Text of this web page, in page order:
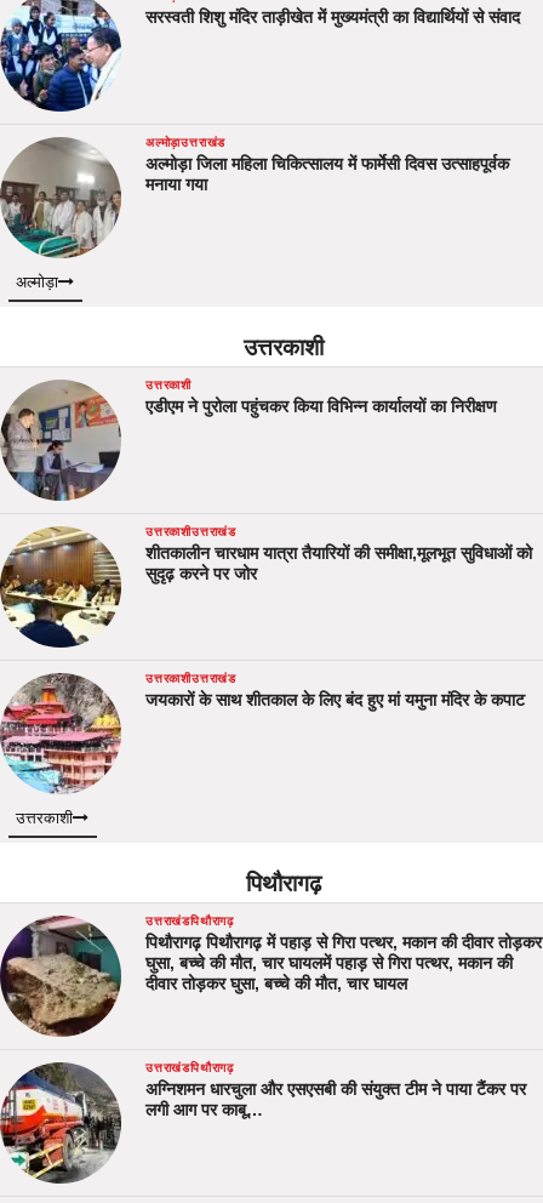
सरस्वती शिशु मंदिर ताड़ीखेत में मुख्यमंत्री का विद्यार्थियों से संवाद
अल्मोड़ाउत्तराखंड
अल्मोड़ा जिला महिला चिकित्सालय में फार्मेसी दिवस उत्साहपूर्वक
मनाया गया
अल्मोड़ा
उत्तरकाशी
उत्तरकाशी
एडीएम ने पुरोला पहुंचकर किया विभिन्न कार्यालयों का निरीक्षण
उत्तरकाशीउत्तराखंड
शीतकालीन चारधाम यात्रा तैयारियों की समीक्षा,मूलभूत सुविधाओं को
सुदृढ़ करने पर जोर
उत्तरकाशीउत्तराखंड
जयकारों के साथ शीतकाल के लिए बंद हुए मां यमुना मंदिर के कपाट
उत्तरकाशी
पिथौरागढ़
उत्तराखंडपिथौरागढ़
पिथौरागढ़ पिथौरागढ़ में पहाड़ से गिरा पत्थर, मकान की दीवार तोड़कर
घुसा, बच्चे की मौत, चार घायलमें पहाड़ से गिरा पत्थर, मकान की
दीवार तोड़कर घुसा, बच्चे की मौत, चार घायल
उत्तराखंडपिथौरागढ़
अग्निशमन धारचुला और एसएसबी की संयुक्त टीम ने पाया टैंकर पर
लगी आग पर काबू…